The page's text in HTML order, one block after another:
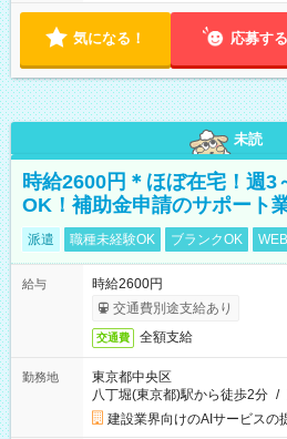
気になる！ 応募する
未読
時給2600円＊ほぼ在宅！週3
OK！補助金申請のサポート
派遣 職種未経験OK ブランクOK
給与
時給2600円
交通費別途支給あり
交通費 全額支給
勤務地
東京都中央区
八丁堀(東京都)駅から徒歩2分 /
建設業界向けのAIサービスの